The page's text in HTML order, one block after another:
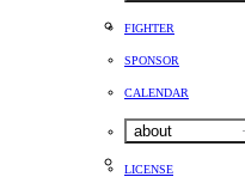
FIGHTER
SPONSOR
CALENDAR
about
LICENSE